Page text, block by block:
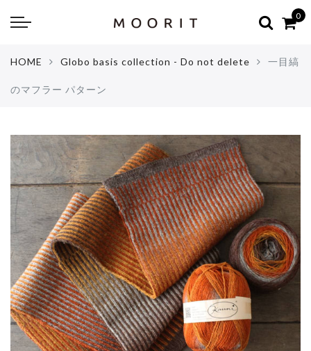
Back
編み物はじめて教室：棒針編
Errata お詫びと訂正
Back
Knitting kit
Patterns & Books
0
HOME Globo basis collection - Do not delete 一目縞
のマフラー パターン